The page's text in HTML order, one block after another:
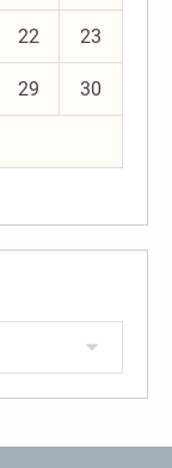
22 23
29 30